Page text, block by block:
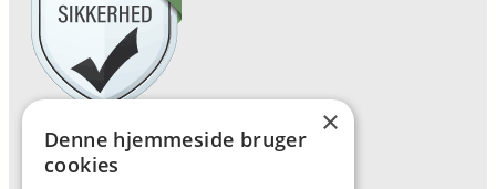
Forside
×
Denne hjemmeside bruger
cookies